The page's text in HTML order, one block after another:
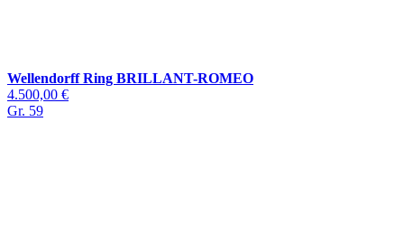
Wellendorff Ring BRILLANT-ROMEO
4.500,00 €
Gr. 59